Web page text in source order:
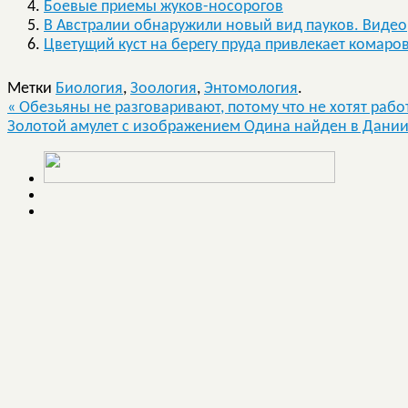
Боевые приемы жуков-носорогов
В Австралии обнаружили новый вид пауков. Видео
Цветущий куст на берегу пруда привлекает
Метки Биология, Зоология, Энтомология.
« Обезьяны не разговаривают, потому что не хотят
Золотой амулет с изображением Одина найден в Дании